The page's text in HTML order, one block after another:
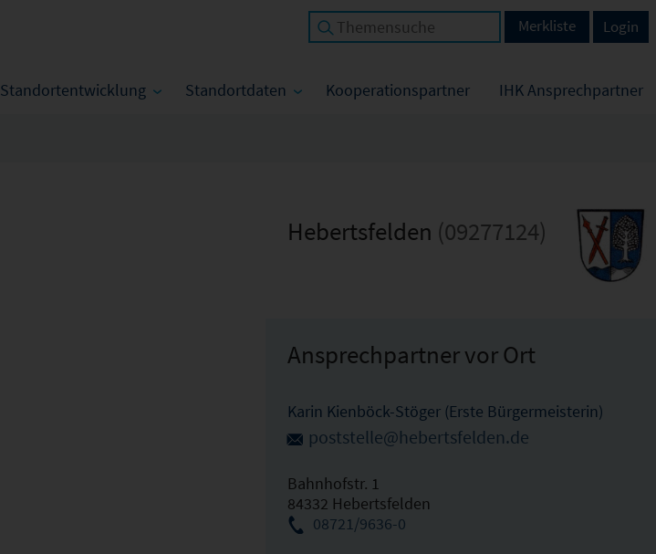
Standortentwicklung Standortdaten Kooperationspartner IHK Ansprechpartner
Login
Merkliste
Hebertsfelden (09277124)
Ansprechpartner vor Ort
Karin Kienböck-Stöger (Erste Bürgermeisterin)
poststelle@hebertsfelden.de
Bahnhofstr. 1
84332 Hebertsfelden
08721/9636-0